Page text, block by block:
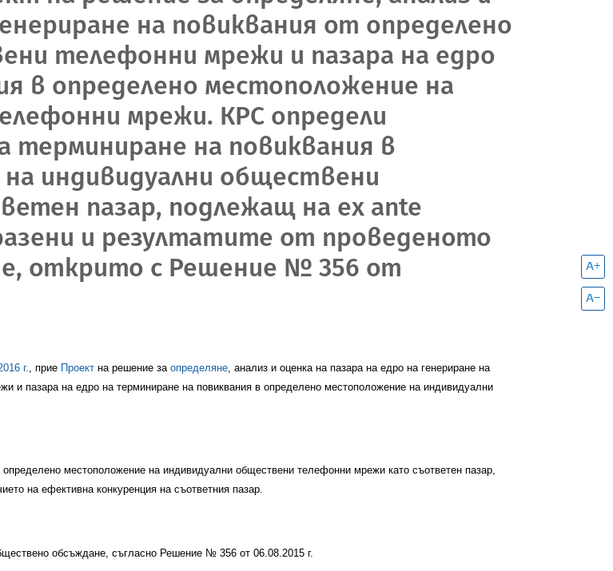
на повиквания от определено
телефонни мрежи и пазара на едро
в определено местоположение на
мрежи. КРС определи
терминиране на повиквания в
индивидуални обществени
пазар, подлежащ на ex ante
и резултатите от проведеното
открито с Решение № 356 от
г. , прие Проект на решение за определяне , анализ и оценка на пазара на едро на генериране на
и пазара на едро на терминиране на повиквания в определено местоположение на индивидуални
местоположение на индивидуални обществени телефонни мрежи като съответен пазар,
на ефективна конкуренция на съответния пазар.
обсъждане, съгласно Решение № 356 от 06.08.2015 г.